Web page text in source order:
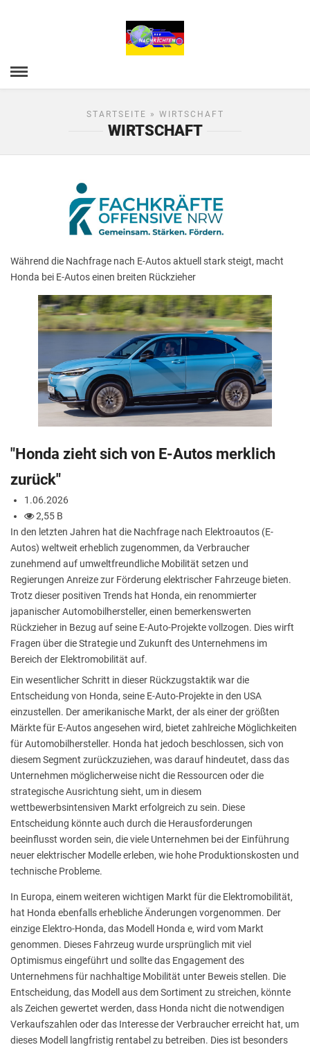
STARTSEITE » WIRTSCHAFT
WIRTSCHAFT
Während die Nachfrage nach E-Autos aktuell stark steigt, macht
Honda bei E-Autos einen breiten Rückzieher
"Honda zieht sich von E-Autos merklich
zurück"
1.06.2026
2,55 B
In den letzten Jahren hat die Nachfrage nach Elektroautos (E-
Autos) weltweit erheblich zugenommen, da Verbraucher
zunehmend auf umweltfreundliche Mobilität setzen und
Regierungen Anreize zur Förderung elektrischer Fahrzeuge bieten.
Trotz dieser positiven Trends hat Honda, ein renommierter
japanischer Automobilhersteller, einen bemerkenswerten
Rückzieher in Bezug auf seine E-Auto-Projekte vollzogen. Dies wirft
Fragen über die Strategie und Zukunft des Unternehmens im
Bereich der Elektromobilität auf.
Ein wesentlicher Schritt in dieser Rückzugstaktik war die
Entscheidung von Honda, seine E-Auto-Projekte in den USA
einzustellen. Der amerikanische Markt, der als einer der größten
Märkte für E-Autos angesehen wird, bietet zahlreiche Möglichkeiten
für Automobilhersteller. Honda hat jedoch beschlossen, sich von
diesem Segment zurückzuziehen, was darauf hindeutet, dass das
Unternehmen möglicherweise nicht die Ressourcen oder die
strategische Ausrichtung sieht, um in diesem
wettbewerbsintensiven Markt erfolgreich zu sein. Diese
Entscheidung könnte auch durch die Herausforderungen
beeinflusst worden sein, die viele Unternehmen bei der Einführung
neuer elektrischer Modelle erleben, wie hohe Produktionskosten und
technische Probleme.
In Europa, einem weiteren wichtigen Markt für die Elektromobilität,
hat Honda ebenfalls erhebliche Änderungen vorgenommen. Der
einzige Elektro-Honda, das Modell Honda e, wird vom Markt
genommen. Dieses Fahrzeug wurde ursprünglich mit viel
Optimismus eingeführt und sollte das Engagement des
Unternehmens für nachhaltige Mobilität unter Beweis stellen. Die
Entscheidung, das Modell aus dem Sortiment zu streichen, könnte
als Zeichen gewertet werden, dass Honda nicht die notwendigen
Verkaufszahlen oder das Interesse der Verbraucher erreicht hat, um
dieses Modell langfristig rentabel zu betreiben. Dies ist besonders